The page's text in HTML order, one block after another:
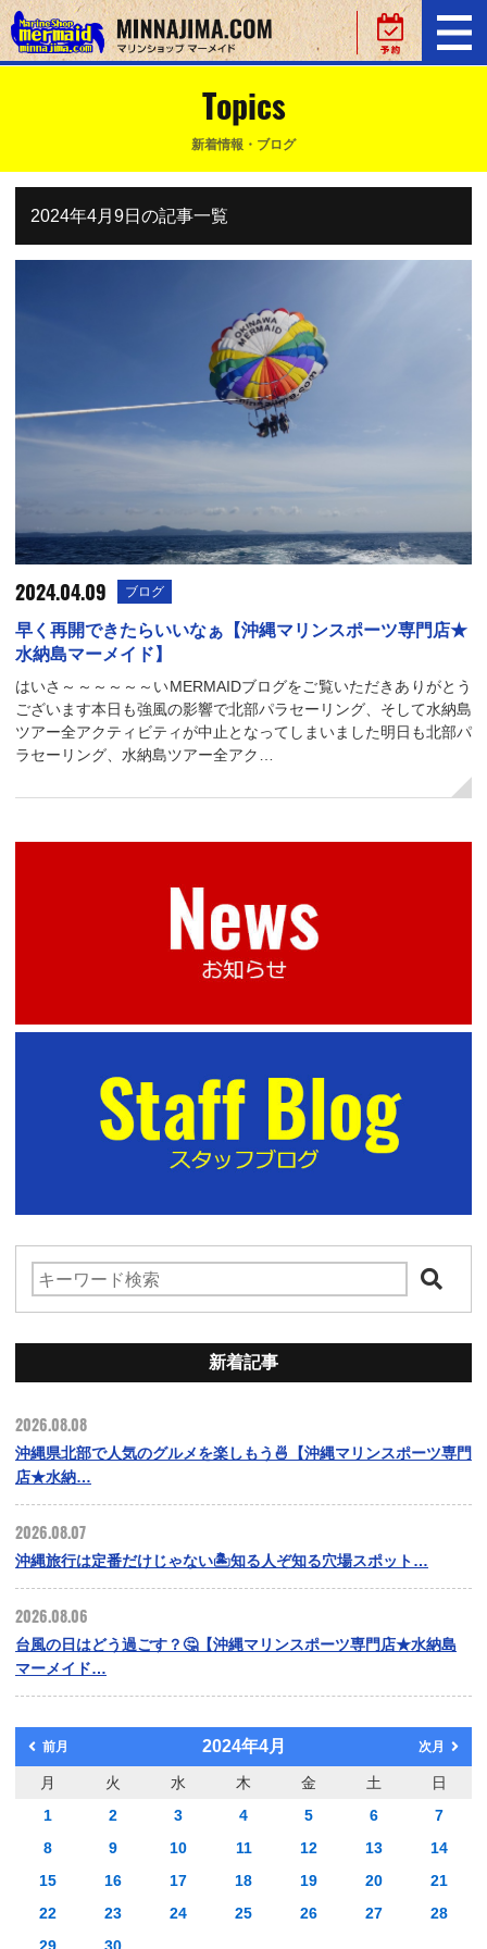
Topics
新着情報・ブログ
2024年4月9日の記事一覧
2024.04.09 ブログ
早く再開できたらいいなぁ【沖縄マリンスポーツ専門店★
水納島マーメイド】
はいさ～～～～～～いMERMAIDブログをご覧いただきありがとう
ございます本日も強風の影響で北部パラセーリング、そして水納島
ツアー全アクティビティが中止となってしまいました明日も北部パ
ラセーリング、水納島ツアー全アク…
新着記事
2026.08.08
沖縄県北部で人気のグルメを楽しもう🍜【沖縄マリンスポーツ専門
店★水納…
2026.08.07
沖縄旅行は定番だけじゃない🏝️知る人ぞ知る穴場スポット…
2026.08.06
台風の日はどう過ごす？🤔【沖縄マリンスポーツ専門店★水納島
マーメイド…
前月 2024年4月 次月
月 火 水 木 金 土
日
1
2 3 4 5 6
7
8
9 10 11 12 13
14
15
16 17 18 19 20
21
22
23 24 25 26 27
28
29
30